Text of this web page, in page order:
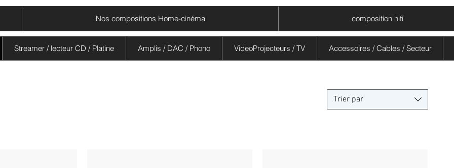
Trier par
Streamer / lecteur CD / Platine Amplis / DAC / Phono VideoProjecteurs / TV Accessoires / Cables / Secteur
Nos compositions Home-cinéma composition hifi